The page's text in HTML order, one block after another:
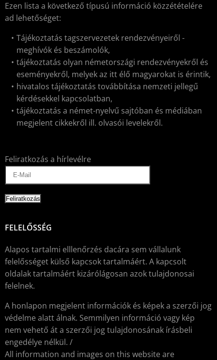
Ezen lista a következő típusú információ közzétételére
ad lehetőséget:
Tájékoztatás tagszervezetek rendezvényeiről -
meghívók és beszámolók,
tájékoztatás olyan németországi rendezvényekről és
eseményekről, melyek az itt élő magyarokat is érintik,
hivatalos tájékoztatás továbbítása nemzeti jellegű
kérdésekkel kapcsolatban,
tájékoztatás a német-nyelvű sajtóban és médiában
megjelent cikkekről ill. olvasói levelekről.
Feliratkozás a hírlevélre
FELELŐSSÉG
Alapos tartalmi elllenőrzés dacára sem vállalunk
felelősséget külső kapcsok tartalmáért. A kapcsolt
oldalak tartalmáért kizárólágosan azok tulajdonosai
felelnek.
A honlapon megjelent információk és képek a szerzői jog
védelme alatt álnak. Semmilyen információ vagy kép
nem vehető át a szerzői jog tulajdonosának írásbeli
engedélye nélkül. /
All information and images on this website are